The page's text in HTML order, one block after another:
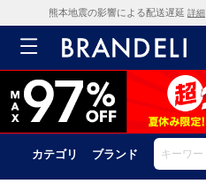
熊本地震の影響による配送遅延 詳細
カテゴリ ブランド